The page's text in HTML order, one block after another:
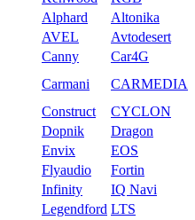
Alphard
Altonika
AVEL
Avtodesert
Canny
Car4G
Carmani
CARMEDIA
Construct
CYCLON
Dopnik
Dragon
Envix
EOS
Flyaudio
Fortin
Infinity
IQ Navi
Legendford LTS